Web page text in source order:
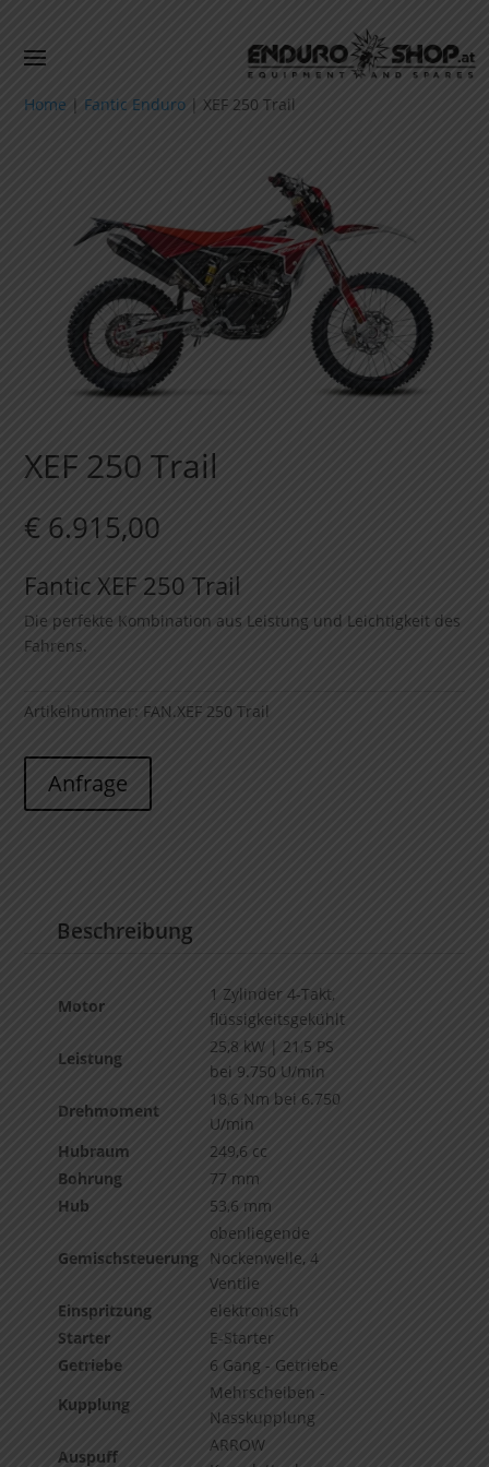
Home Fantic Enduro |XEF 250 Trail
XEF 250 Trail
€ 6.915,00
Fantic XEF 250 Trail
Die perfekte Kombination aus Leistung und Leichtigkeit des
Fahrens.
Artikelnummer: FAN.XEF 250 Trail
Anfrage
Beschreibung
Motor
1 Zylinder 4-Takt,
flüssigkeitsgekühlt
Leistung
25,8 kW | 21,5 PS
bei 9.750 U/min
Drehmoment
18,6 Nm bei 6.750
U/min
Hubraum
249,6 cc
Bohrung
77 mm
Hub
53,6 mm
Gemischsteuerung
obenliegende
Nockenwelle, 4
Ventile
Einspritzung
elektronisch
Starter
E-Starter
Getriebe
6 Gang - Getriebe
Kupplung
Mehrscheiben -
Nasskupplung
Auspuff
ARROW